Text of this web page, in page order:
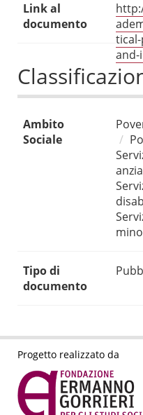
Link al
documento
Ambito
Sociale
Tipo di
documento
Progetto realizzato da